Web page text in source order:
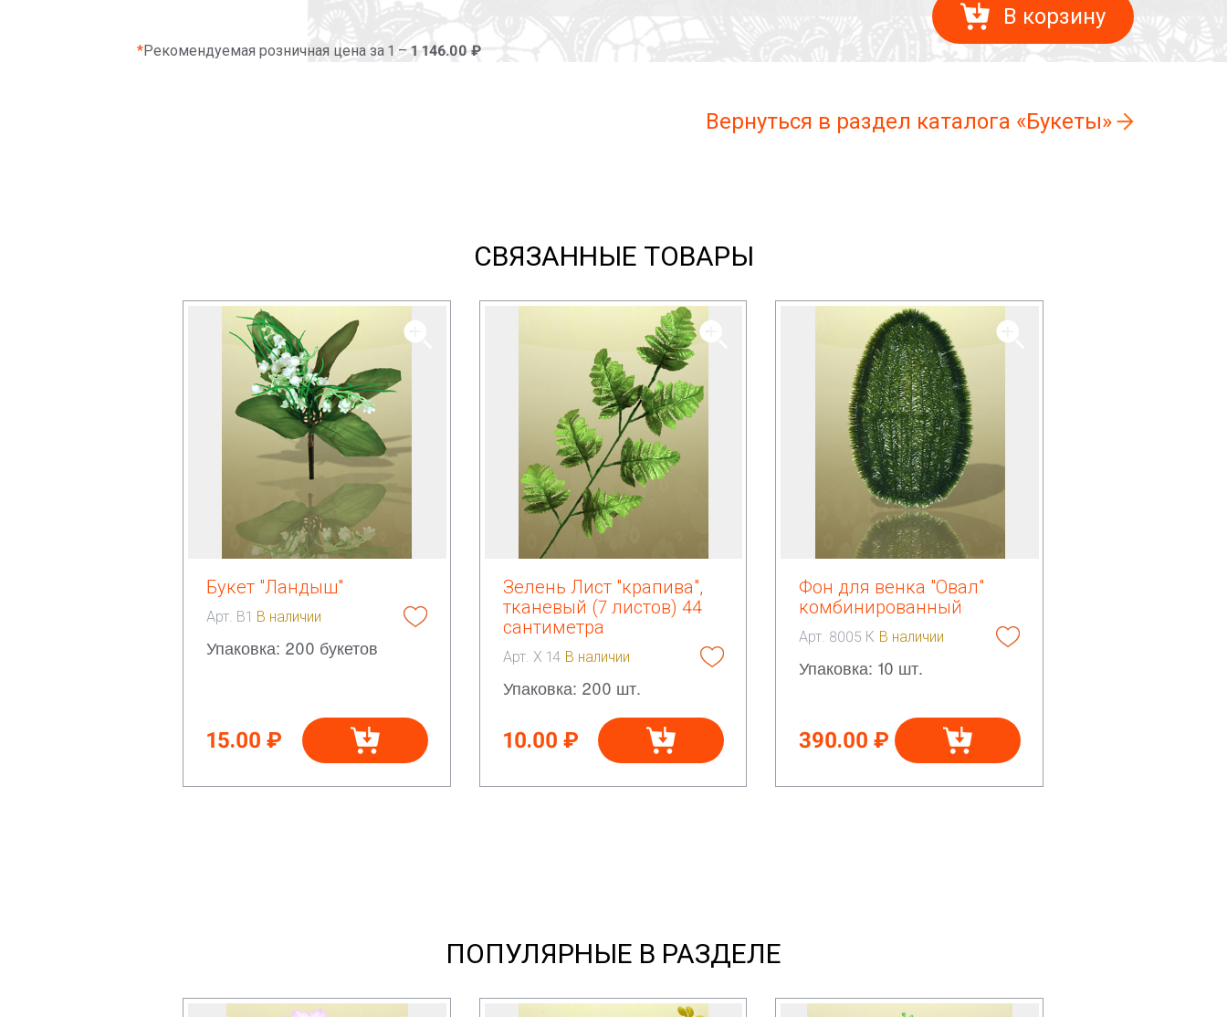
*Рекомендуемая розничная цена за 1 – 1 146.00 ₽
В корзину
Вернуться в раздел каталога «Букеты»
СВЯЗАННЫЕ ТОВАРЫ
Букет "Ландыш"
Арт. В1 В наличии
Упаковка: 200 букетов
15.00 ₽
Зелень Лист "крапива",
тканевый (7 листов) 44
сантиметра
Арт. Х 14 В наличии
Упаковка: 200 шт.
10.00 ₽
Фон для венка "Овал"
комбинированный
Арт. 8005 К В наличии
Упаковка: 10 шт.
390.00 ₽
ПОПУЛЯРНЫЕ В РАЗДЕЛЕ